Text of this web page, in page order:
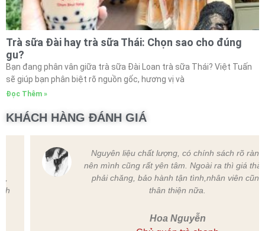
Trà sữa Đài hay trà sữa Thái: Chọn sao cho đúng
gu?
Bạn đang phân vân giữa trà sữa Đài Loan trà sữa Thái? Việt Tuấn
sẽ giúp bạn phân biệt rõ nguồn gốc, hương vị và
Đọc Thêm »
KHÁCH HÀNG ĐÁNH GIÁ
Nguyên liệu chất lượng, có chính sách rõ ràng
nên mình cũng rất yên tâm. Ngoài ra thì giá thành
phải chăng, bảo hành tận tình,nhân viên cũng
thân thiện nữa.
Hoa Nguyễn